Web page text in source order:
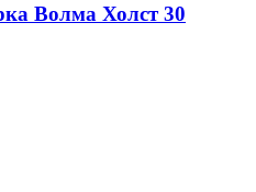
Волма Холст 30